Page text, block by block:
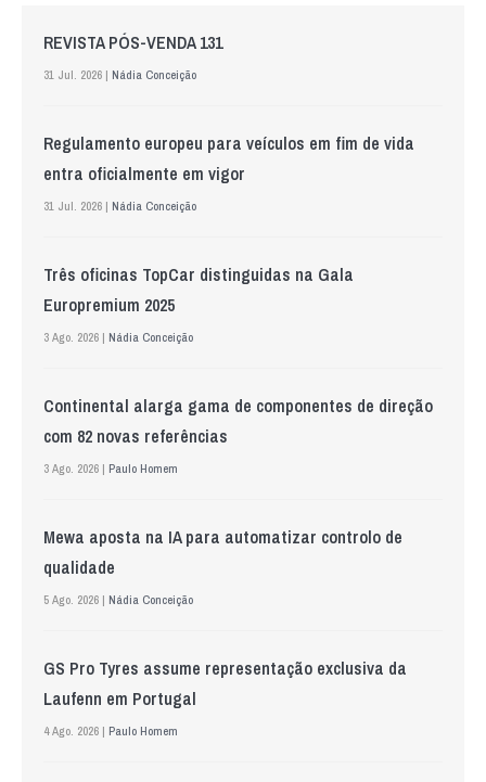
REVISTA PÓS-VENDA 131
31 Jul. 2026 | Nádia Conceição
Regulamento europeu para veículos em fim de vida
entra oficialmente em vigor
31 Jul. 2026 | Nádia Conceição
Três oficinas TopCar distinguidas na Gala
Europremium 2025
3 Ago. 2026 | Nádia Conceição
Continental alarga gama de componentes de direção
com 82 novas referências
3 Ago. 2026 | Paulo Homem
Mewa aposta na IA para automatizar controlo de
qualidade
5 Ago. 2026 | Nádia Conceição
GS Pro Tyres assume representação exclusiva da
Laufenn em Portugal
4 Ago. 2026 | Paulo Homem